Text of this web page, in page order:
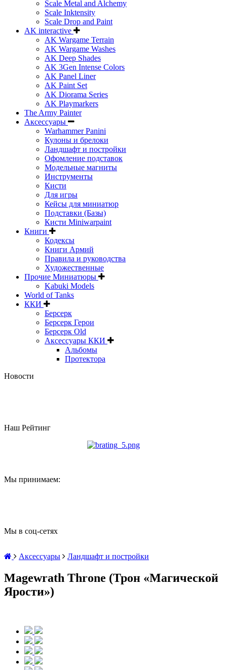
Scale Metal and Alchemy
Scale Inktensity
Scale Drop and Paint
AK interactive
AK Wargame Terrain
AK Wargame Washes
AK Deep Shades
AK 3Gen Intense Colors
AK Panel Liner
AK Paint Set
AK Diorama Series
AK Playmarkers
The Army Painter
Аксессуары
Warhammer Panini
Кулоны и брелоки
Ландшафт и постройки
Офомление подставок
Модельные магниты
Инструменты
Кисти
Для игры
Кейсы для миниатюр
Подставки (Базы)
Кисти Miniwarpaint
Книги
Кодексы
Книги Армий
Правила и руководства
Художественные
Прочие Миниатюры
Kabuki Models
World of Tanks
ККИ
Берсерк
Берсерк Герои
Берсерк Old
Аксессуары ККИ
Альбомы
Протектора
Новости
Наш Рейтинг
Мы принимаем:
Мы в соц-сетях
Аксессуары Ландшафт и постройки
Magewrath Throne (Трон «Магической
Ярости»)